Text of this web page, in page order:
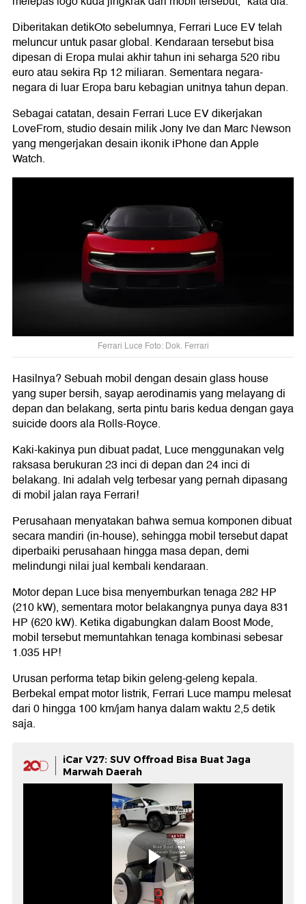
Diberitakan detikOto sebelumnya, Ferrari Luce EV telah
meluncur untuk pasar global. Kendaraan tersebut bisa
dipesan di Eropa mulai akhir tahun ini seharga 520 ribu
euro atau sekira Rp 12 miliaran. Sementara negara-
negara di luar Eropa baru kebagian unitnya tahun depan.
Sebagai catatan, desain Ferrari Luce EV dikerjakan
LoveFrom, studio desain milik Jony Ive dan Marc Newson
yang mengerjakan desain ikonik iPhone dan Apple
Watch.
Ferrari Luce Foto: Dok. Ferrari
Hasilnya? Sebuah mobil dengan desain glass house
yang super bersih, sayap aerodinamis yang melayang di
depan dan belakang, serta pintu baris kedua dengan gaya
suicide doors ala Rolls-Royce.
Kaki-kakinya pun dibuat padat, Luce menggunakan velg
raksasa berukuran 23 inci di depan dan 24 inci di
belakang. Ini adalah velg terbesar yang pernah dipasang
di mobil jalan raya Ferrari!
Perusahaan menyatakan bahwa semua komponen dibuat
secara mandiri (in-house), sehingga mobil tersebut dapat
diperbaiki perusahaan hingga masa depan, demi
melindungi nilai jual kembali kendaraan.
Motor depan Luce bisa menyemburkan tenaga 282 HP
(210 kW), sementara motor belakangnya punya daya 831
HP (620 kW). Ketika digabungkan dalam Boost Mode,
mobil tersebut memuntahkan tenaga kombinasi sebesar
1.035 HP!
Urusan performa tetap bikin geleng-geleng kepala.
Berbekal empat motor listrik, Ferrari Luce mampu melesat
dari 0 hingga 100 km/jam hanya dalam waktu 2,5 detik
saja.
iCar V27: SUV Offroad Bisa Buat Jaga
Marwah Daerah